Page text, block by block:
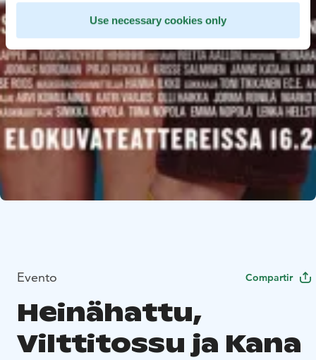
Use necessary cookies only
Evento Compartir
Heinähattu,
Vilttitossu ja Kana